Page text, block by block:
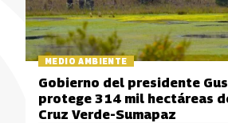
MEDIO AMBIENTE
Gobierno del presidente
protege 314 mil hectáreas
Cruz Verde-Sumapaz